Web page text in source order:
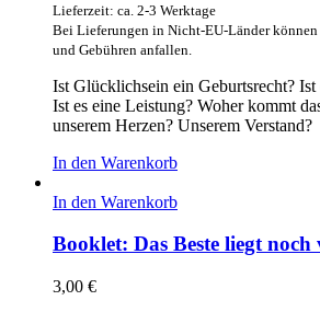
Lieferzeit: ca. 2-3 Werktage
Bei Lieferungen in Nicht-EU-Länder
und Gebühren anfallen.
Ist Glücklichsein ein Geburtsrecht? Ist
Ist es eine Leistung? Woher kommt
unserem Herzen? Unserem Verstand?
In den Warenkorb
In den Warenkorb
Booklet: Das Beste liegt
3,00 €